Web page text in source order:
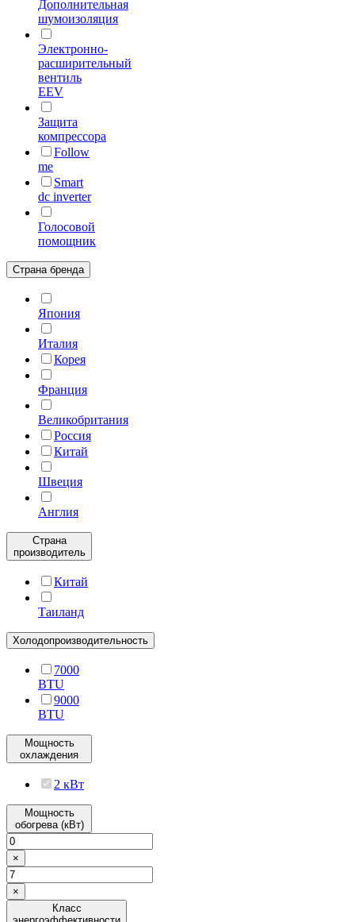
Дополнительная
шумоизоляция
Электронно-
расширительный
вентиль
EEV
Защита
компрессора
Follow
me
Smart
dc inverter
Голосовой
помощник
Страна бренда
Япония
Италия
Корея
Франция
Великобритания
Россия
Китай
Швеция
Англия
Страна
производитель
Китай
Таиланд
Холодопроизводительность
7000
BTU
9000
BTU
Мощность
охлаждения
2 кВт
Мощность
обогрева (кВт)
×
×
Класс